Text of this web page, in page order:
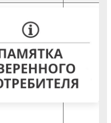
614 769,4
11 525,7